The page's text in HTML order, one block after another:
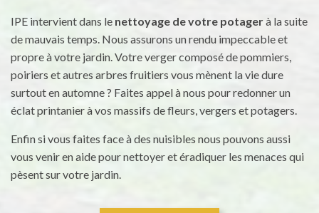
IPE intervient dans le nettoyage de votre potagerà la suite
de mauvais temps. Nous assurons un rendu impeccable et
propre à votre jardin. Votre verger composé de pommiers,
poiriers et autres arbres fruitiers vous mènent la vie dure
surtout en automne ? Faites appel à nous pour redonner un
éclat printanier à vos massifs de fleurs, vergers et potagers.
Enfin si vous faites face à des nuisibles nous pouvons aussi
vous venir en aide pour nettoyer et éradiquer les menaces qui
pèsent sur votre jardin.